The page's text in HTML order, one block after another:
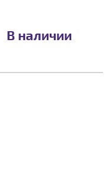
В наличии